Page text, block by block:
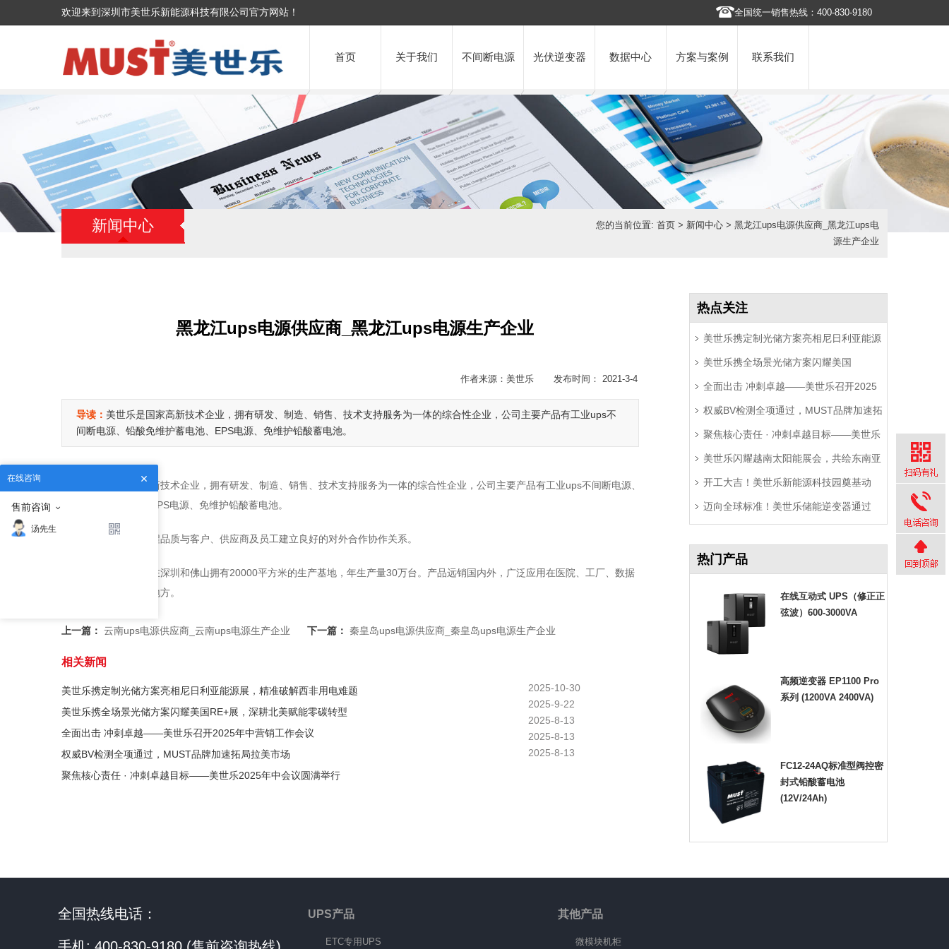
欢迎来到深圳市美世乐新能源科技有限公司官方网站！ 全国统一销售热线：400-830-9180
首页 关于我们 不间断电源 光伏逆变器 数据中心 方案与案例 联系我们
新闻中心 您的当前位置:首页 > 新闻中心 > 黑龙江ups电源供应商_黑龙江ups电
源生产企业
黑龙江ups电源供应商_黑龙江ups电源生产企业
作者来源：美世乐 发布时间： 2021-3-4
导读： 美世乐是国家高新技术企业，拥有研发、制造、销售、技术支持服务为一体的综合性企业，公司主要产品有工业ups不
间断电源、铅酸免维护蓄电池、EPS电源、免维护铅酸蓄电池。
美世乐是国家高新技术企业，拥有研发、制造、销售、技术支持服务为一体的综合性企业，公司主要产品有工业ups不间断电源、
铅酸免维护蓄电池、EPS电源、免维护铅酸蓄电池。
公司不断提升流程品质与客户、供应商及员工建立良好的对外合作协作关系。
美世乐公司目前在深圳和佛山拥有20000平方米的生产基地，年生产量30万台。产品远销国内外，广泛应用在医院、工厂、数据
中心、银行等重要的地方。
上一篇： 云南ups电源供应商_云南ups电源生产企业 下一篇： 秦皇岛ups电源供应商_秦皇岛ups电源生产企业
相关新闻
2025-10-30
美世乐携定制光储方案亮相尼日利亚能源展，精准破解西非用电难题
2025-9-22
美世乐携全场景光储方案闪耀美国RE+展，深耕北美赋能零碳转型
2025-8-13
全面出击 冲刺卓越——美世乐召开2025年中营销工作会议
2025-8-13
权威BV检测全项通过，MUST品牌加速拓局拉美市场
2025-8-13
聚焦核心责任 · 冲刺卓越目标——美世乐2025年中会议圆满举行
热点关注
美世乐携定制光储方案亮相尼日利亚能源
展，精准破解西非用电难题
美世乐携全场景光储方案闪耀美国
RE+展，深耕北美赋能零碳转型
全面出击 冲刺卓越——美世乐召开2025
年中营销工作会议
权威BV检测全项通过，MUST品牌加速拓
局拉美市场
聚焦核心责任 · 冲刺卓越目标——美世乐
2025年中会议圆满举行
美世乐闪耀越南太阳能展会，共绘东南亚
绿色能源新图景
开工大吉！美世乐新能源科技园奠基动
工，迈向全球绿色智造新征程
迈向全球标准！美世乐储能逆变器通过
热门产品
在线互动式 UPS（修正正
弦波）600-3000VA
高频逆变器 EP1100 Pro
系列 (1200VA 2400VA)
FC12-24AQ标准型阀控密
封式铅酸蓄电池
(12V/24Ah)
全国热线电话： UPS产品
ETC专用UPS
其他产品
微模块机柜
在线咨询
售前咨询
汤先生